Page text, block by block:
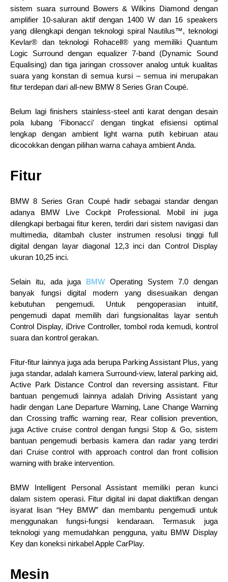
sistem suara surround Bowers & Wilkins Diamond dengan
amplifier 10-saluran aktif dengan 1400 W dan 16 speakers
yang dilengkapi dengan teknologi spiral Nautilus™, teknologi
Kevlar® dan teknologi Rohacell® yang memiliki Quantum
Logic Surround dengan equalizer 7-band (Dynamic Sound
Equalising) dan tiga jaringan crossover analog untuk kualitas
suara yang konstan di semua kursi – semua ini merupakan
fitur terdepan dari all-new BMW 8 Series Gran Coupé.
Belum lagi finishers stainless-steel anti karat dengan desain
pola lubang 'Fibonacci' dengan tingkat efisiensi optimal
lengkap dengan ambient light warna putih kebiruan atau
dicocokkan dengan pilihan warna cahaya ambient Anda.
Fitur
BMW 8 Series Gran Coupé hadir sebagai standar dengan
adanya BMW Live Cockpit Professional. Mobil ini juga
dilengkapi berbagai fitur keren, terdiri dari sistem navigasi dan
multimedia, ditambah cluster instrumen resolusi tinggi full
digital dengan layar diagonal 12,3 inci dan Control Display
ukuran 10,25 inci.
Selain itu, ada juga BMW Operating System 7.0 dengan
banyak fungsi digital modern yang disesuaikan dengan
kebutuhan pengemudi. Untuk pengoperasian intuitif,
pengemudi dapat memilih dari fungsionalitas layar sentuh
Control Display, iDrive Controller, tombol roda kemudi, kontrol
suara dan kontrol gerakan.
Fitur-fitur lainnya juga ada berupa Parking Assistant Plus, yang
juga standar, adalah kamera Surround-view, lateral parking aid,
Active Park Distance Control dan reversing assistant. Fitur
bantuan pengemudi lainnya adalah Driving Assistant yang
hadir dengan Lane Departure Warning, Lane Change Warning
dan Crossing traffic warning rear, Rear collision prevention,
juga Active cruise control dengan fungsi Stop & Go, sistem
bantuan pengemudi berbasis kamera dan radar yang terdiri
dari Cruise control with approach control dan front collision
warning with brake intervention.
BMW Intelligent Personal Assistant memiliki peran kunci
dalam sistem operasi. Fitur digital ini dapat diaktifkan dengan
isyarat lisan “Hey BMW” dan membantu pengemudi untuk
menggunakan fungsi-fungsi kendaraan. Termasuk juga
teknologi yang memudahkan pengguna, yaitu BMW Display
Key dan koneksi nirkabel Apple CarPlay.
Mesin